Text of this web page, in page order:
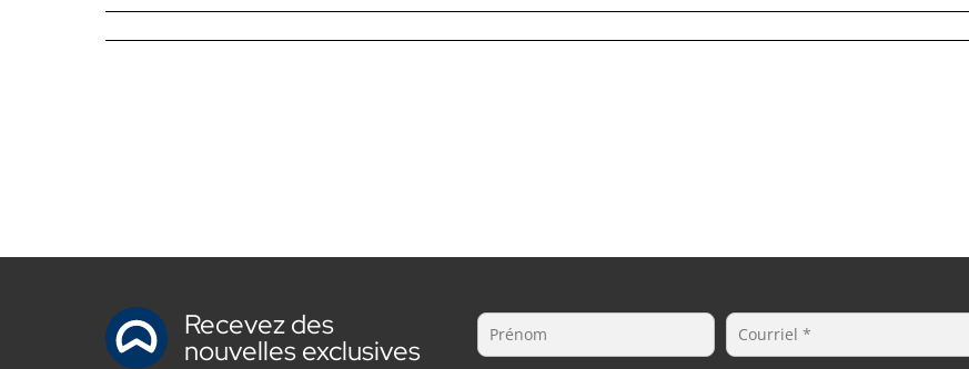
Recevez des
nouvelles exclusives